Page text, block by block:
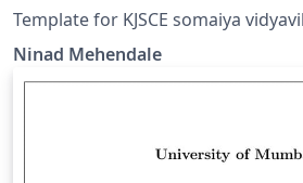
Template for KJSCE somaiya
Ninad Mehendale